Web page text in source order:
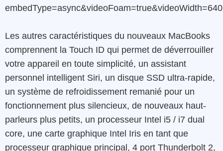
embedType=async&videoFoam=true&videoWidth=640
Les autres caractéristiques du nouveaux MacBooks
comprennent la Touch ID qui permet de déverrouiller
votre appareil en toute simplicité, un assistant
personnel intelligent Siri, un disque SSD ultra-rapide,
un système de refroidissement remanié pour un
fonctionnement plus silencieux, de nouveaux haut-
parleurs plus petits, un processeur Intel i5 / i7 dual
core, une carte graphique Intel Iris en tant que
processeur graphique principal, 4 port Thunderbolt 2,